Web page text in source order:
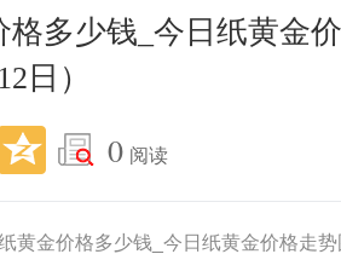
格多少钱_今日纸黄金
日）
0 阅读
黄金价格多少钱_今日纸黄金价格走